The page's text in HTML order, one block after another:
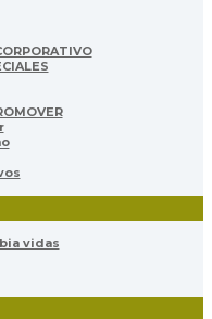
vidas